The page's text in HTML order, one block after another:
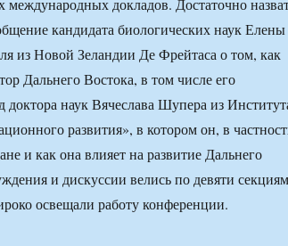
докладов. Достаточно
кандидата биологических наук Елены
из Новой Зеландии Де Фрейтаса о том, как
Дальнего Востока, в том числе его
доктора наук Вячеслава Шупера из
развития», в котором он, в
и как она влияет на развитие Дальнего
и дискуссии велись по девяти
освещали работу конференции.